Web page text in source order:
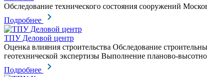
Обследование технического состояния сооружений
Подробнее
ТПУ Деловой центр
Оценка влияния строительства Обследование
геотехнической экспертизы Выполнение планово-
Подробнее